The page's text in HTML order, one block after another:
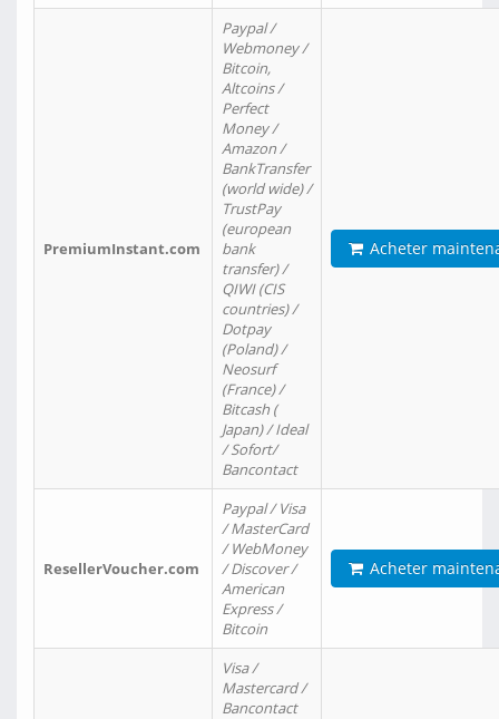
PremiumInstant.com
Paypal /
Webmoney /
Bitcoin,
Altcoins /
Perfect
Money /
Amazon /
BankTransfer
(world wide) /
TrustPay
(european
bank
transfer) /
QIWI (CIS
countries) /
Dotpay
(Poland) /
Neosurf
(France) /
Bitcash (
Japan) / Ideal
/ Sofort/
Bancontact
Acheter
ResellerVoucher.com
Paypal / Visa
/ MasterCard
/ WebMoney
/ Discover /
American
Express /
Bitcoin
Acheter
Visa /
Mastercard /
Bancontact